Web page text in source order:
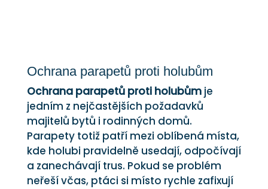
Ochrana parapetů proti holubům
Ochrana parapetů proti holubůmje
jedním z nejčastějších požadavků
majitelů bytů i rodinných domů.
Parapety totiž patří mezi oblíbená místa,
kde holubi pravidelně usedají, odpočívají
a zanechávají trus. Pokud se problém
neřeší včas, ptáci si místo rychle zafixují